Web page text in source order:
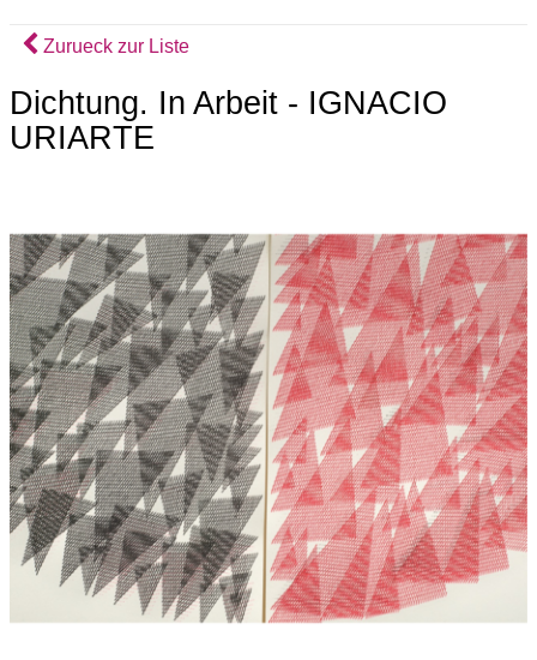
Zurueck zur Liste
Dichtung. In Arbeit - IGNACIO
URIARTE